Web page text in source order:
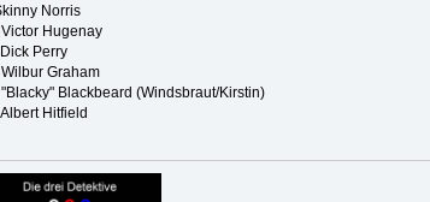
Norris
Hugenay
Perry
Graham
Blackbeard (Windsbraut/Kirstin)
Hitfield